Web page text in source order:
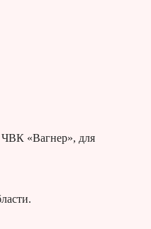
ЧВК «Вагнер», для